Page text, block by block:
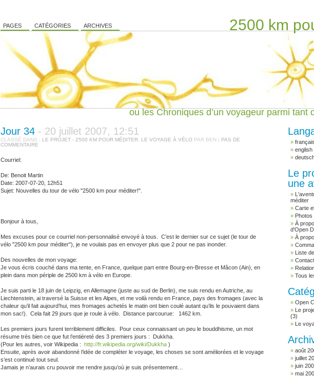
2500 km
PAGES CATÉGORIES ARCHIVES
ou les Chroniques d’un voyageur parmi tant
français
english
Le
une
méditer
Carte
Photos
À
d'Open
À
Liste
Contact
Tous
Open
Le
(3)
Le
août
juillet
juin
mai
Jour 34 - 20 juillet 2007, 12:51
CLASSÉ DANS : LE PROJET - 2500 KM POUR MÉDITER LE VOYAGE À VÉLO PAR BEN | PAS DE
COMMENTAIRE
Courriel:
De: Benoit Martin
Date: 2007-07-20, 12h51
Sujet: Nouvelles du tour de vélo "2500 km pour méditer!".
Bonjour à tous,
Mes excuses pour ce courriel non-personnalisé envoyé à tous. C’est le dernier sur ce sujet (le tour de
vélo "2500 km pour méditer"), je ne voulais pas en envoyer plus que 2 pour ne pas inonder.
Des nouvelles de mon voyage:
Je vous écris couché dans ma tente, en France, quelque part entre Bourg-en-Bresse et Mâcon (Ain), en
plein dans mon périple de 2500 km à vélo en Europe.
Je suis parti le 18 juin de Leipzig, en Allemagne (juste au sud de Berlin), me suis rendu en Autriche, au
Liechtenstein, ai traversé la Suisse et les Alpes, et me voilà rendu en France, pays des fromages (avec la
chaleur qu’il fait aujourd’hui, mes fromages achetés le matin ont bien coulé autant qu’ils le pouvaient dans
mon sac!). Cela fait 29 jours que je roule à vélo. Distance parcourue: 1462 km.
Les premiers jours furent terriblement difficiles. Pour ceux connaissant un peu le bouddhisme, un mot
résume très bien ce que fut l’entièreté des 3 premiers jours : Dukkha.
(Pour les autres, voir Wikipedia : http://fr.wikipedia.org/wiki/Dukkha )
Ensuite, après avoir abandonné l’idée de compléter le voyage, les choses se sont améliorées et le voyage
s’est continué tout seul.
Jamais je n’aurais cru pouvoir me rendre jusqu’où je suis présentement…